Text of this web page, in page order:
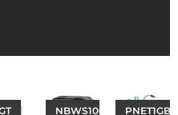
NBWS100H PNET1GB